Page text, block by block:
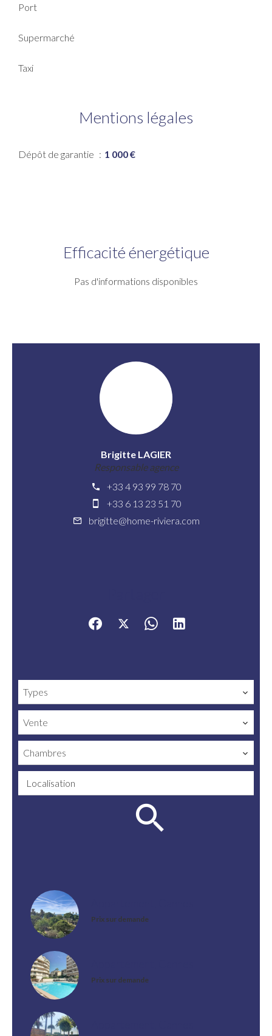
Port
Supermarché
Taxi
Mentions légales
Dépôt de garantie 1 000 €
Efficacité énergétique
Pas d'informations disponibles
Brigitte LAGIER
Responsable agence
+33 4 93 99 78 70
+33 6 13 23 51 70
brigitte@home-riviera.com
Types
Vente
Chambres
Localisation
Prix sur demande
Prix sur demande